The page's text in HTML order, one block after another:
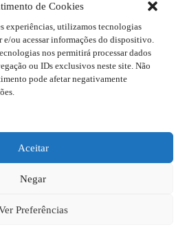
de Cookies
experiências, utilizamos tecnologias
e/ou acessar informações do dispositivo.
nos permitirá processar dados
ou IDs exclusivos neste site. Não
pode afetar negativamente
Aceitar
Negar
Preferências
ambientalista!
muito
na Newsletter
reservados à
criado por